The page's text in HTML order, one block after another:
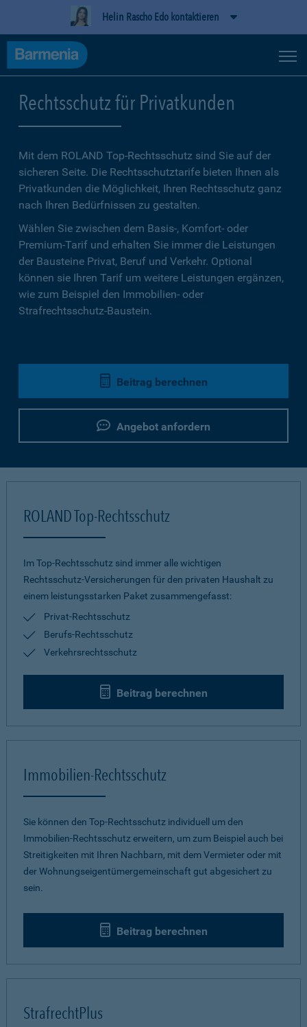
Helin Rascho Edo kontaktieren
Rechtsschutz für Privatkunden
Mit dem ROLAND Top-Rechtsschutz sind Sie auf der
sicheren Seite. Die Rechtsschutztarife bieten Ihnen als
Privatkunden die Möglichkeit, Ihren Rechtsschutz ganz
nach Ihren Bedürfnissen zu gestalten.
Wählen Sie zwischen dem Basis-, Komfort- oder
Premium-Tarif und erhalten Sie immer die Leistungen
der Bausteine Privat, Beruf und Verkehr. Optional
können sie Ihren Tarif um weitere Leistungen ergänzen,
wie zum Beispiel den Immobilien- oder
Strafrechtsschutz-Baustein.
Beitrag berechnen
Angebot anfordern
ROLAND Top-Rechtsschutz
Im Top-Rechtsschutz sind immer alle wichtigen
Rechtsschutz-Versicherungen für den privaten Haushalt zu
einem leistungsstarken Paket zusammengefasst:
Privat-Rechtsschutz
Berufs-Rechtsschutz
Verkehrsrechtsschutz
Beitrag berechnen
Immobilien-Rechtsschutz
Sie können den Top-Rechtsschutz individuell um den
Immobilien-Rechtsschutz erweitern, um zum Beispiel auch bei
Streitigkeiten mit Ihren Nachbarn, mit dem Vermieter oder mit
der Wohnungseigentümergemeinschaft gut abgesichert zu
sein.
Beitrag berechnen
StrafrechtPlus